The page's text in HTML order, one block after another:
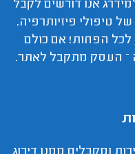
אנו דורשים לקבל
של טיפולי פיזיותרפיה.
עם 5 לקוחות, לכל הפחות! אם כולם
– העסק מתקבל לאתר.